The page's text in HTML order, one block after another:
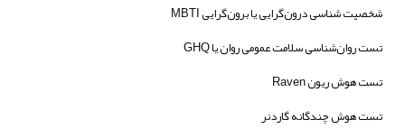
شخصیت شناسی درون‌گرایی یا برون‌گرایی MBTI
تست روان‌شناسی سلامت عمومی روان یا GHQ
تست هوش ریون Raven
تست هوش چندگانه گاردنر